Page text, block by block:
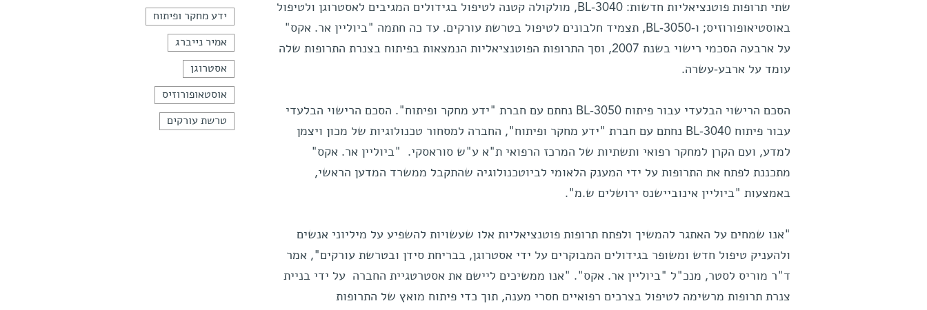
ידע מחקר ופיתוח
אמיר נייברג
אסטרוגן
אוסטאופורוזיס
טרשת עורקים
שתי תרופות פוטנציאליות חדשות: BL-3040, מולקולה קטנה לטיפול בגידולים המגיבים לאסטרוגן ולטיפול
באוסטיאופורוזיס; ו-BL-3050, תצמיד חלבונים לטיפול בטרשת עורקים. עד כה חתמה "ביוליין אר. אקס"
על ארבעה הסכמי רישוי בשנת 2007, וסך התרופות הפוטנציאליות הנמצאות בפיתוח בצנרת התרופות שלה
עומד על ארבע-עשרה.
הסכם הרישוי הבלעדי עבור פיתוח BL-3050 נחתם עם חברת "ידע מחקר ופיתוח". הסכם הרישוי הבלעדי
עבור פיתוח BL-3040 נחתם עם חברת "ידע מחקר ופיתוח", החברה למסחור טכנולוגיות של מכון ויצמן
למדע, ועם הקרן למחקר רפואי ותשתיות של המרכז הרפואי ת"א ע"ש סוראסקי. "ביוליין אר. אקס"
מתכננת לפתח את התרופות על ידי המענק הלאומי לביוטכנולוגיה שהתקבל ממשרד המדען הראשי,
באמצעות "ביוליין אינוביישנס ירושלים ש.מ".
"אנו שמחים על האתגר להמשיך ולפתח תרופות פוטנציאליות אלו שעשויות להשפיע על מיליוני אנשים
ולהעניק טיפול חדש ומשופר בגידולים המבוקרים על ידי אסטרוגן, בבריחת סידן ובטרשת עורקים", אמר
ד"ר מוריס לסטר, מנכ"ל "ביוליין אר. אקס". "אנו ממשיכים ליישם את אסטרטגיית החברה על ידי בניית
צנרת תרופות מרשימה לטיפול בצרכים רפואיים חסרי מענה, תוך כדי פיתוח מואץ של התרופות